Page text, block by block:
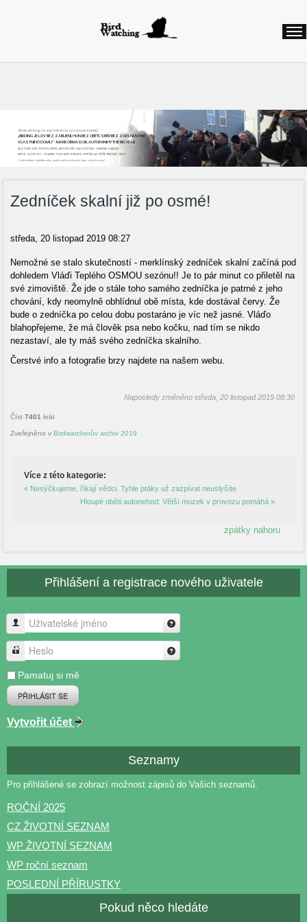
Birdwatching, česky řekneme pozorování ptáků
„BIRDING JE LOV BEZ ZABÍJENÍ, HON BEZ OBĚTÍ, SBĚR BEZ ZAPLŇOVÁNÍ
VLASTNÍHO DOMU“ - MARK OBMASCIK, AUTOR KNIHY THE BIG YEAR
NAJEZDÍME ČASTO STOVKY KILOMETRŮ, ABYCHOM VIDĚLI DALŠÍ NOVÝ DRUH. ODNÁŠÍME SI NADŠENÍ,
RADOST, ZÁŽITKY, ALE I ZKLAMÁNÍ, POKUD NAŠE CESTA BYLA ZBYTEČNÁ, ALE PŘÍŠTĚ VYRÁŽÍME ZNOVU
Začít můžete v každém věku, podle svých možností, času...stojí to za to!
Zedníček skalní již po osmé!
středa, 20 listopad 2019 08:27
Nemožné se stalo skutečností - merklínský zedníček skalní začíná pod
dohledem Vláďi Teplého OSMOU sezónu!! Je to pár minut co přiletěl na
své zimoviště. Že jde o stále toho samého zedníčka je patrné z jeho
chování, kdy neomylně obhlídnul obě místa, kde dostával červy. Že
bude o zedníčka po celou dobu postaráno je víc než jasné. Vláďo
blahopřejeme, že má člověk psa nebo kočku, nad tím se nikdo
nezastaví, ale ty máš svého zedníčka skalního.
Čerstvé info a fotografie brzy najdete na našem webu.
Naposledy změněno středa, 20 listopad 2019 08:30
Číst 7401 krát
Zveřejněno v Birdwatcherův archiv 2019
Více z této kategorie:
« Nesýčkujeme, říkají vědci. Tyhle ptáky už zazpívat neuslyšíte
Hloupé oběti autonehod: Větší mozek v provozu pomáhá »
zpátky nahoru
Přihlášení a registrace nového uživatele
Uživatelské jméno
Heslo
Pamatuj si mě
PŘIHLÁSIT SE
Vytvořit účet
Seznamy
Pro přihlášené se zobrazí možnost zápisů do Vašich seznamů.
ROČNÍ 2025
CZ ŽIVOTNÍ SEZNAM
WP ŽIVOTNÍ SEZNAM
WP roční seznam
POSLEDNÍ PŘÍRUSTKY
Pokud něco hledáte